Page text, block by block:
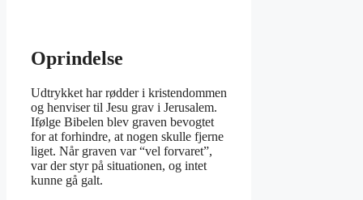
Oprindelse
Udtrykket har rødder i kristendommen
og henviser til Jesu grav i Jerusalem.
Ifølge Bibelen blev graven bevogtet
for at forhindre, at nogen skulle fjerne
liget. Når graven var “vel forvaret”,
var der styr på situationen, og intet
kunne gå galt.